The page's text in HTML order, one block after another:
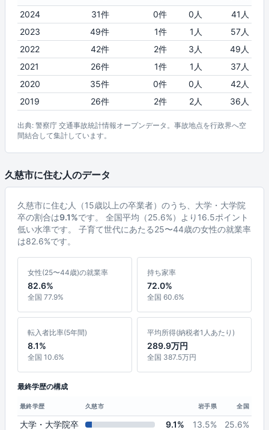
2024 31件 0件 0人
41人
2023
49件 1件 1人
57人
2022
42件 2件 3人
49人
2021
26件 1件 1人
37人
2020
35件 0件 0人
42人
2019
26件 2件 2人 36人
出典: 警察庁 交通事故統計情報オープンデータ。事故地点を行政界へ空
間結合して集計しています。
久慈市に住む人のデータ
久慈市に住む人（15歳以上の卒業者）のうち、大学・大学院
卒の割合は9.1%です。 全国平均（25.6%）より16.5ポイント
低い水準です。 子育て世代にあたる25〜44歳の女性の就業率
は82.6%です。
女性(25〜44歳)の就業率
82.6%
全国 77.9%
持ち家率
72.0%
全国 60.6%
転入者比率(5年間)
8.1%
全国 10.6%
平均所得(納税者1人あたり)
289.9万円
全国 387.5万円
最終学歴の構成
最終学歴 久慈市 岩手県 全国
大学・大学院卒 9.1% 13.5%
25.6%